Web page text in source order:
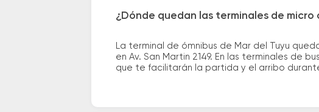
¿Dónde quedan las terminales de micro
La terminal de ómnibus de Mar del Tuyu
en Av. San Martin 2149. En las terminales de
que te facilitarán la partida y el arribo